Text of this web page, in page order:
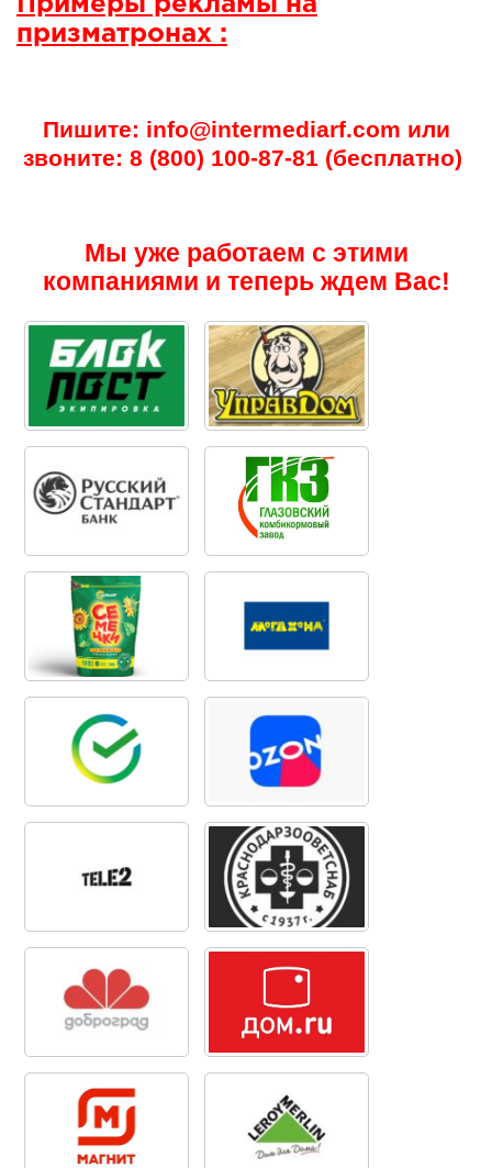
призматронах :
Пишите: info@intermediarf.com или
звоните: 8 (800) 100-87-81 (бесплатно)
Мы уже работаем с этими
компаниями и теперь ждем Вас!